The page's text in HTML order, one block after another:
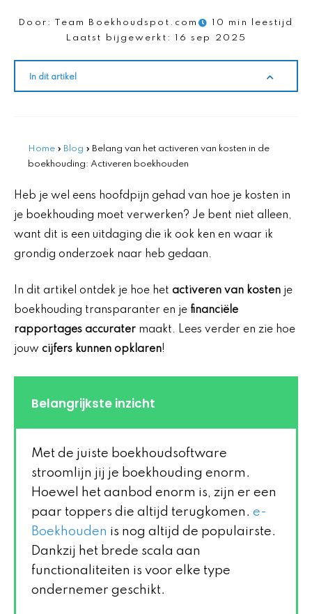
Door: Team Boekhoudspot.com
10 min leestijd
Laatst bijgewerkt:
16 sep 2025
In dit artikel
Home » Blog » Belang van het activeren van kosten in de
boekhouding: Activeren boekhouden
Heb je wel eens hoofdpijn gehad van hoe je kosten in
je boekhouding moet verwerken? Je bent niet alleen,
want dit is een uitdaging die ik ook ken en waar ik
grondig onderzoek naar heb gedaan.
In dit artikel ontdek je hoe het activeren van kosten je
boekhouding transparanter en je financiële
rapportages accurater maakt. Lees verder en zie hoe
jouw cijfers kunnen opklaren!
Belangrijkste inzicht
Met de juiste boekhoudsoftware
stroomlijn jij je boekhouding enorm.
Hoewel het aanbod enorm is, zijn er een
paar toppers die altijd terugkomen. e-
Boekhouden is nog altijd de populairste.
Dankzij het brede scala aan
functionaliteiten is voor elke type
ondernemer geschikt.